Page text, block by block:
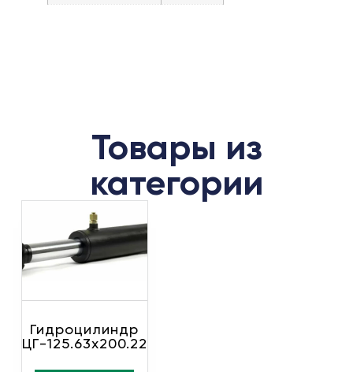
Товары из
категории
Гидроцилиндр
ЦГ-125.63х200.22